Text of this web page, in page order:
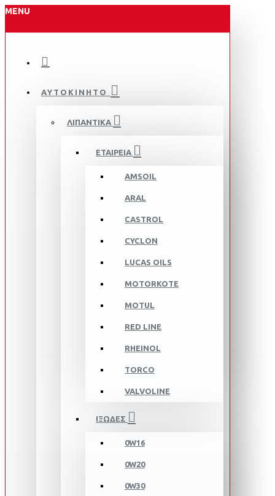
MENU
ΑΥΤΟΚΙΝΗΤΟ
ΛΙΠΑΝΤΙΚΑ
ΕΤΑΙΡΕΙΑ
AMSOIL
ARAL
CASTROL
CYCLON
LUCAS OILS
MOTORKOTE
MOTUL
RED LINE
RHEINOL
TORCO
VALVOLINE
ΙΞΩΔΕΣ
0W16
0W20
0W30